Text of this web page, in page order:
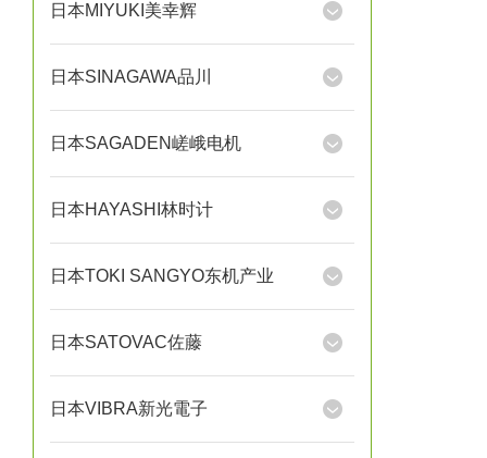
日本MIYUKI美幸辉
日本SINAGAWA品川
日本SAGADEN嵯峨电机
日本HAYASHI林时计
日本TOKI SANGYO东机产业
日本SATOVAC佐藤
日本VIBRA新光電子